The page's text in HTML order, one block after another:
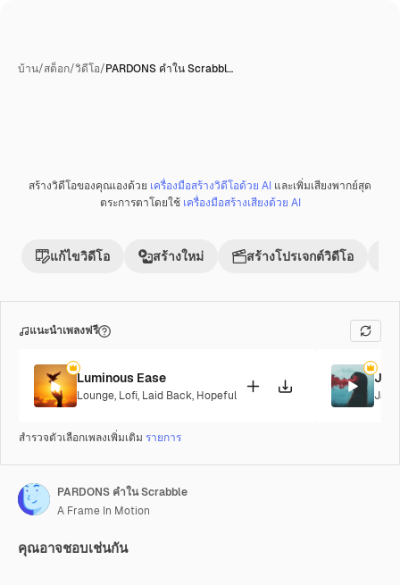
บ้าน/สต็อก/วิดีโอ/PARDONS คำใน Scrabbl…
พรีเมี่ยม
สร้างวิดีโอของคุณเองด้วย เครื่องมือสร้างวิดีโอด้วย AI และเพิ่มเสียงพากย์สุด
ตระการตาโดยใช้ เครื่องมือสร้างเสียงด้วย AI
แก้ไขวิดีโอ สร้างใหม่ สร้างโปรเจกต์วิดีโอ
แนะนำเพลงฟรี
Luminous Ease
Lounge, Lofi, Laid Back, Hopeful Jazz
สำรวจตัวเลือกเพลงเพิ่มเติม รายการ
PARDONS คำใน Scrabble
A Frame In Motion
คุณอาจชอบเช่นกัน